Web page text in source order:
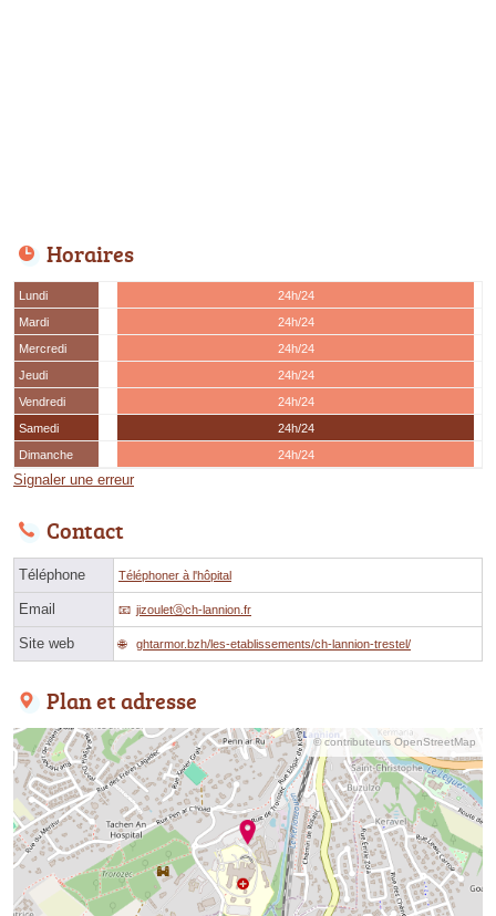
Horaires
Lundi
24h/24
Mardi
24h/24
Mercredi
24h/24
Jeudi
24h/24
Vendredi
24h/24
Samedi
24h/24
Dimanche
24h/24
Signaler une erreur
Contact
Téléphone Téléphoner à l'hôpital
Email jizouletⓐch-lannion.fr
Site web ghtarmor.bzh/les-etablissements/ch-lannion-trestel/
Plan et adresse
© contributeurs OpenStreetMap